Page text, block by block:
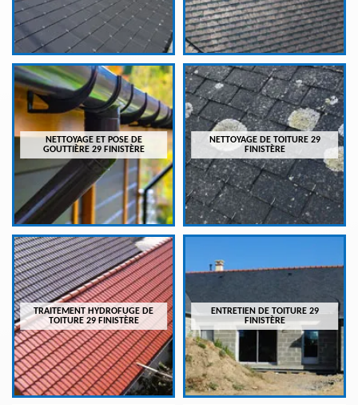
NETTOYAGE ET POSE DE
GOUTTIÈRE 29 FINISTÈRE
NETTOYAGE DE TOITURE 29
FINISTÈRE
TRAITEMENT HYDROFUGE DE
TOITURE 29 FINISTÈRE
ENTRETIEN DE TOITURE 29
FINISTÈRE